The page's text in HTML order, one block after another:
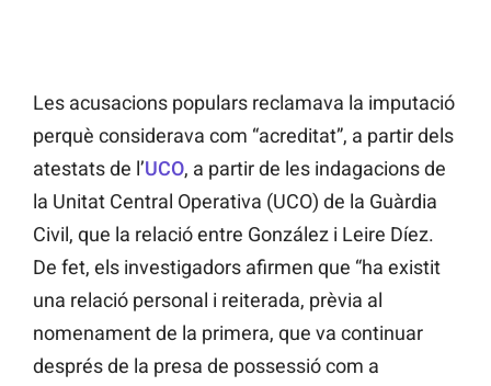
Les acusacions populars reclamava la imputació
perquè considerava com “acreditat”, a partir dels
atestats de l’UCO, a partir de les indagacions de
la Unitat Central Operativa (UCO) de la Guàrdia
Civil, que la relació entre González i Leire Díez.
De fet, els investigadors afirmen que “ha existit
una relació personal i reiterada, prèvia al
nomenament de la primera, que va continuar
després de la presa de possessió com a